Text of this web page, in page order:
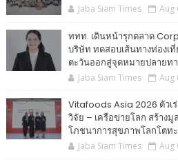
Jaba Siam Times Aug
ททท. เดินหน้ารุกตลาด
บริษัท ทดสอบเส้นทางท่องเ
ตะวันออกสู่จุดหมายปลายท
Jaba Siam Times Aug
Vitafoods Asia 2026 ตัวเ
วิจัย – เครือข่ายโลก สร้าง
โภชนาการสุขภาพโลกโตท
Jaba Siam Times Aug